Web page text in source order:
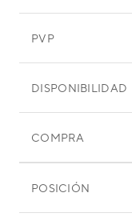
PVP
DISPONIBILIDAD
COMPRA
POSICIÓN